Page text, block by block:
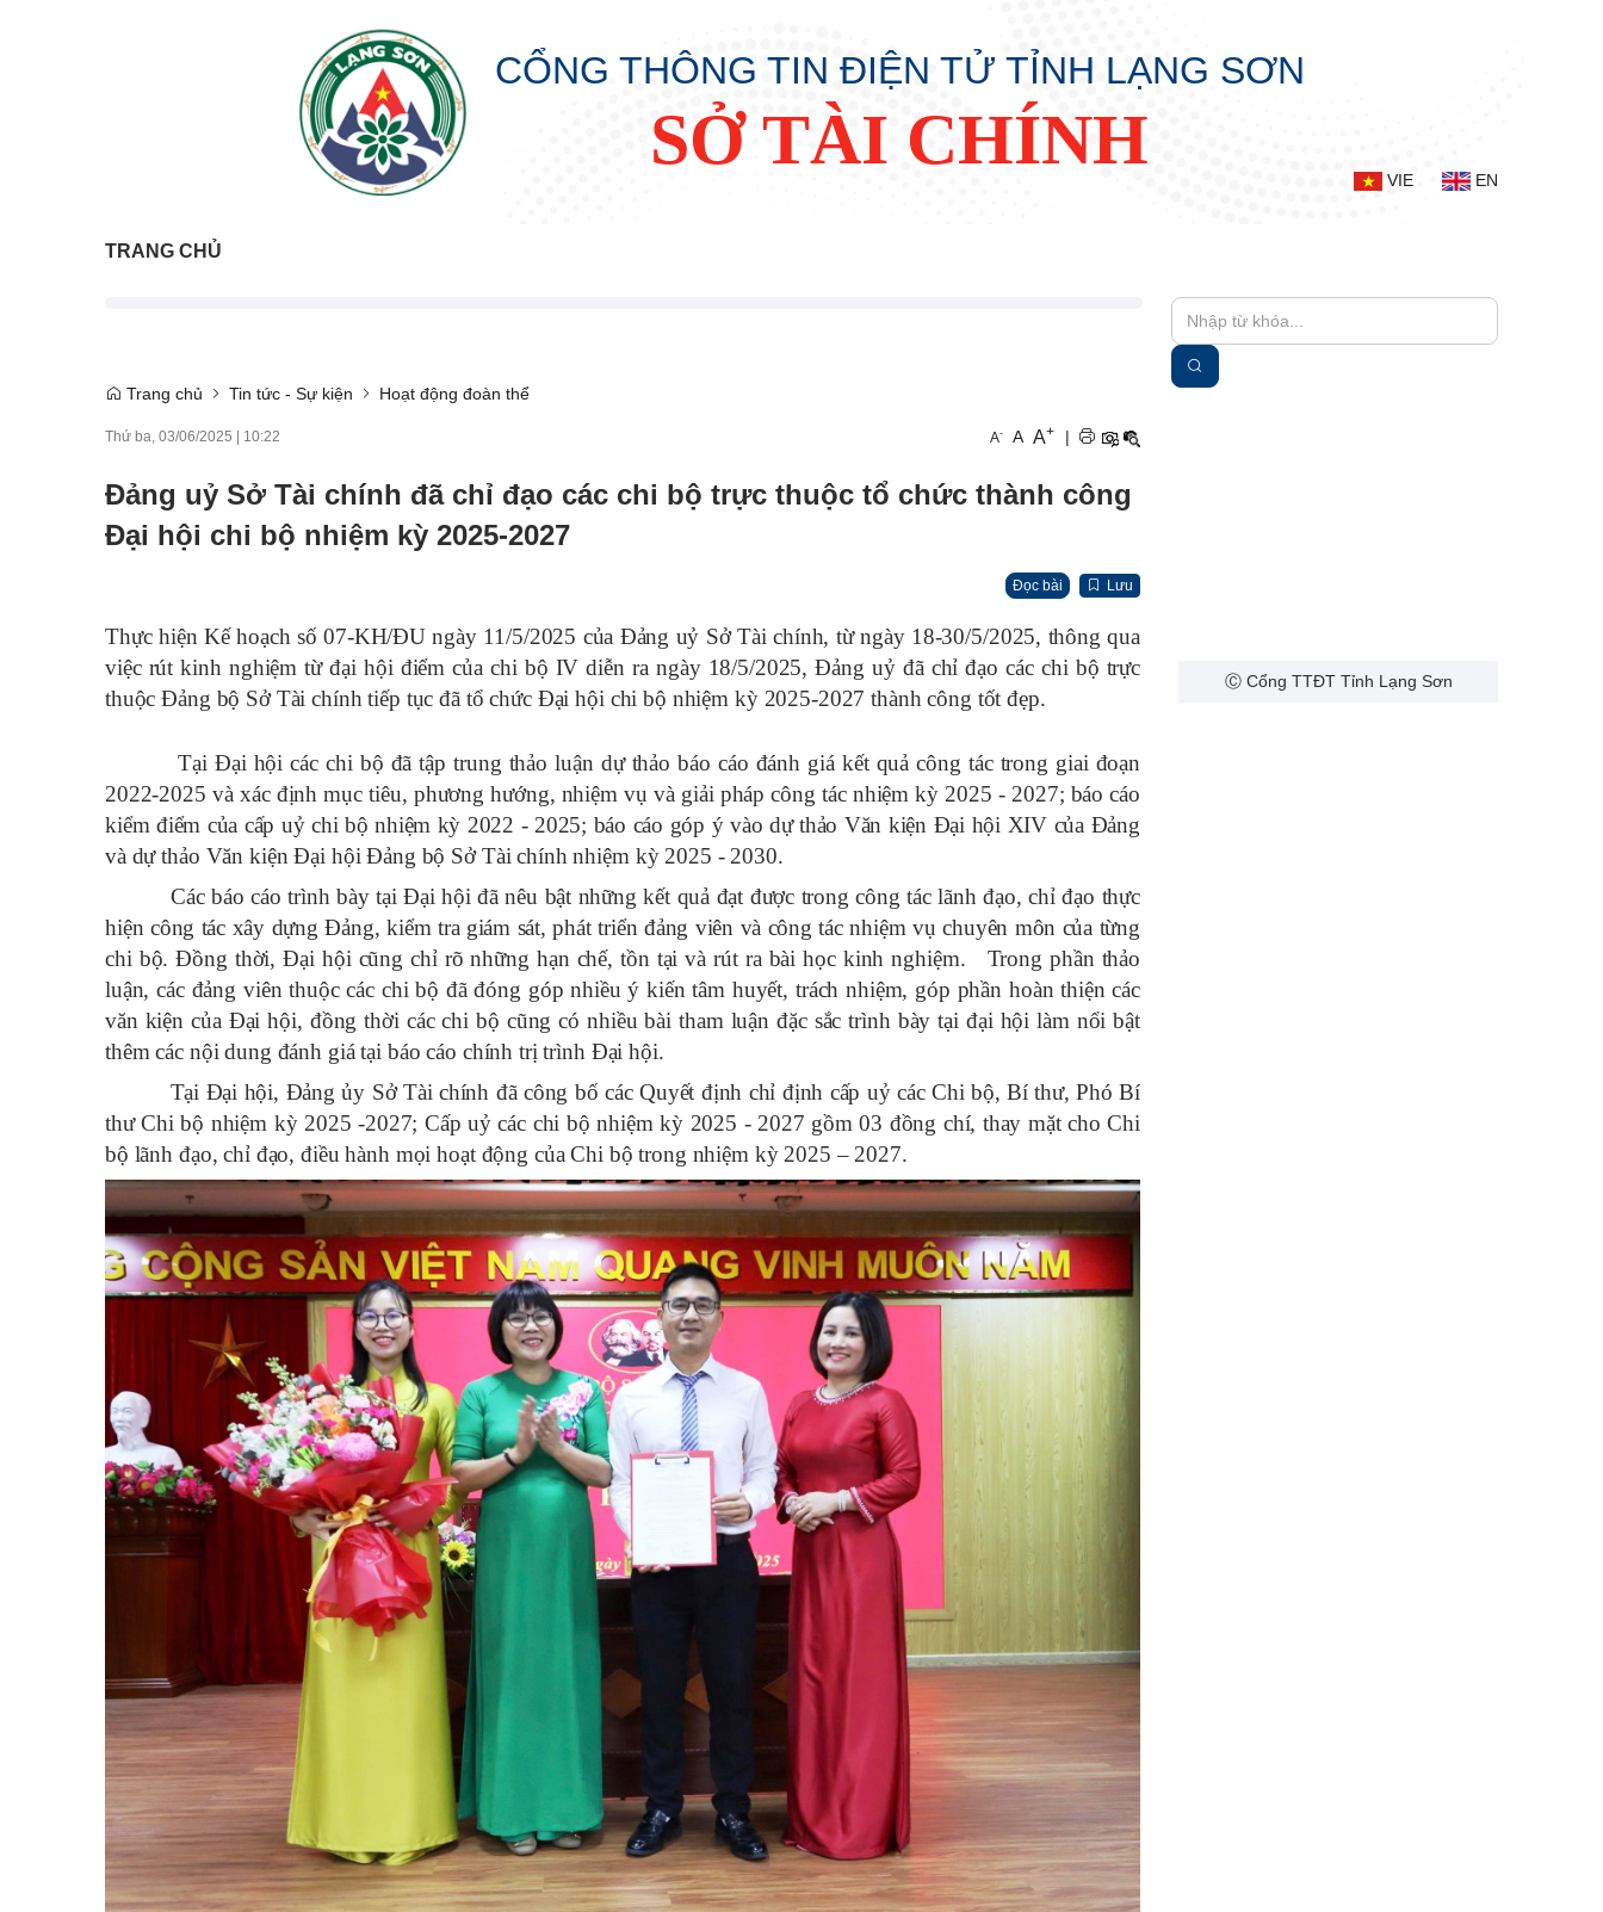
CỔNG THÔNG TIN ĐIỆN TỬ TỈNH LẠNG SƠN
SỞ TÀI CHÍNH
VIE EN
TRANG CHỦ
Trang chủ Tin tức - Sự kiện Hoạt động đoàn thể
Thứ ba, 03/06/2025 | 10:22 A- A A+ |
Đảng uỷ Sở Tài chính đã chỉ đạo các chi bộ trực thuộc tổ chức thành công
Đại hội chi bộ nhiệm kỳ 2025-2027
Đọc bài Lưu
Thực hiện Kế hoạch số 07-KH/ĐU ngày 11/5/2025 của Đảng uỷ Sở Tài chính, từ ngày 18-30/5/2025, thông qua
việc rút kinh nghiệm từ đại hội điểm của chi bộ IV diễn ra ngày 18/5/2025, Đảng uỷ đã chỉ đạo các chi bộ trực
thuộc Đảng bộ Sở Tài chính tiếp tục đã tổ chức Đại hội chi bộ nhiệm kỳ 2025-2027 thành công tốt đẹp.
Tại Đại hội các chi bộ đã tập trung thảo luận dự thảo báo cáo đánh giá kết quả công tác trong giai đoạn
2022-2025 và xác định mục tiêu, phương hướng, nhiệm vụ và giải pháp công tác nhiệm kỳ 2025 - 2027; báo cáo
kiểm điểm của cấp uỷ chi bộ nhiệm kỳ 2022 - 2025; báo cáo góp ý vào dự thảo Văn kiện Đại hội XIV của Đảng
và dự thảo Văn kiện Đại hội Đảng bộ Sở Tài chính nhiệm kỳ 2025 - 2030.
Các báo cáo trình bày tại Đại hội đã nêu bật những kết quả đạt được trong công tác lãnh đạo, chỉ đạo thực
hiện công tác xây dựng Đảng, kiểm tra giám sát, phát triển đảng viên và công tác nhiệm vụ chuyên môn của từng
chi bộ. Đồng thời, Đại hội cũng chỉ rõ những hạn chế, tồn tại và rút ra bài học kinh nghiệm. Trong phần thảo
luận, các đảng viên thuộc các chi bộ đã đóng góp nhiều ý kiến tâm huyết, trách nhiệm, góp phần hoàn thiện các
văn kiện của Đại hội, đồng thời các chi bộ cũng có nhiều bài tham luận đặc sắc trình bày tại đại hội làm nổi bật
thêm các nội dung đánh giá tại báo cáo chính trị trình Đại hội.
Tại Đại hội, Đảng ủy Sở Tài chính đã công bố các Quyết định chỉ định cấp uỷ các Chi bộ, Bí thư, Phó Bí
thư Chi bộ nhiệm kỳ 2025 -2027; Cấp uỷ các chi bộ nhiệm kỳ 2025 - 2027 gồm 03 đồng chí, thay mặt cho Chi
bộ lãnh đạo, chỉ đạo, điều hành mọi hoạt động của Chi bộ trong nhiệm kỳ 2025 – 2027.
Ⓒ Cổng TTĐT Tỉnh Lạng Sơn